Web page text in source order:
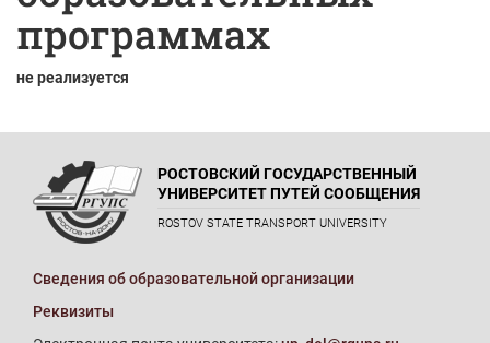
программах
не реализуется
РОСТОВСКИЙ ГОСУДАРСТВЕННЫЙ
УНИВЕРСИТЕТ ПУТЕЙ СООБЩЕНИЯ
ROSTOV STATE TRANSPORT UNIVERSITY
Сведения об образовательной организации
Реквизиты